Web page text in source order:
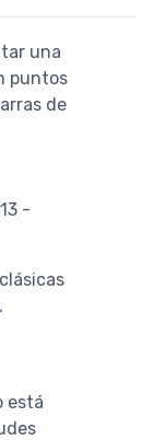
una
puntos
de
-
está